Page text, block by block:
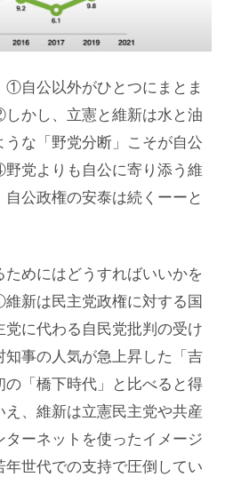
①自公以外がひとつにまとま
かし、立憲と維新は水と油
な「野党分断」こそが自公
党よりも自公に寄り添う維
公政権の安泰は続くーーと
めにはどうすればいいかを
新は民主党政権に対する国
に代わる自民党批判の受け
事の人気が急上昇した「吉
「橋下時代」と比べると得
、維新は立憲民主党や共産
ーネットを使ったイメージ
世代での支持で圧倒してい